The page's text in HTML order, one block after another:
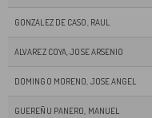
GONZALEZ DE CASO, RAUL
ALVAREZ COYA, JOSE ARSENIO
DOMINGO MORENO, JOSE ANGEL
GUEREÑU PANERO, MANUEL